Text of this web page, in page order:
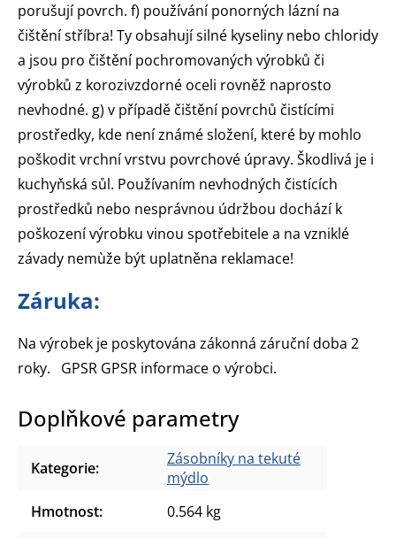
porušují povrch. f) používání ponorných lázní na
čištění stříbra! Ty obsahují silné kyseliny nebo chloridy
a jsou pro čištění pochromovaných výrobků či
výrobků z korozivzdorné oceli rovněž naprosto
nevhodné. g) v případě čištění povrchů čistícími
prostředky, kde není známé složení, které by mohlo
poškodit vrchní vrstvu povrchové úpravy. Škodlivá je i
kuchyňská sůl. Používaním nevhodných čistících
prostředků nebo nesprávnou údržbou dochází k
poškození výrobku vinou spotřebitele a na vzniklé
závady nemùže být uplatněna reklamace!
Záruka:
Na výrobek je poskytována zákonná záruční doba 2
roky. GPSR GPSR informace o výrobci.
Doplňkové parametry
Kategorie:
Zásobníky na tekuté
mýdlo
Hmotnost: 0.564 kg